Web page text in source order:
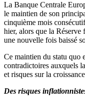
La Banque Centrale
le maintien de son
cinquième mois
hier, alors que la Réserve
une nouvelle fois baissé
Ce maintien du statu quo
contradictoires auxquels
et risques sur la
Des risques